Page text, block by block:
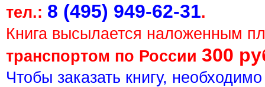
тел.: 8 (495) 949-62-31.
Книга высылается наложенным
транспортом по России 300
Чтобы заказать книгу,